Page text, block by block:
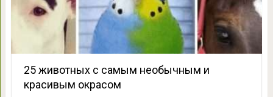
25 животных с самым необычным и
красивым окрасом